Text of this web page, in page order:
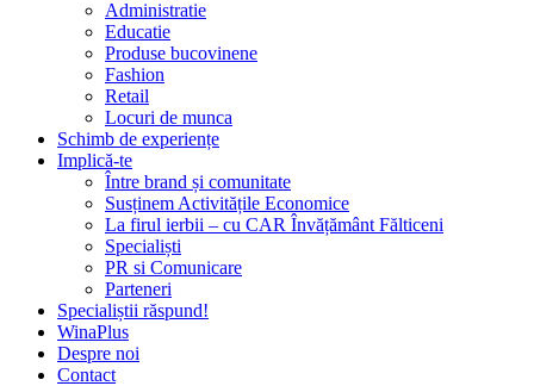
Administratie
Educatie
Produse bucovinene
Fashion
Retail
Locuri de munca
Schimb de experiențe
Implică-te
Între brand și comunitate
Susținem Activitățile Economice
La firul ierbii – cu CAR Învățământ Fălticeni
Specialiști
PR si Comunicare
Parteneri
Specialiștii răspund!
WinaPlus
Despre noi
Contact